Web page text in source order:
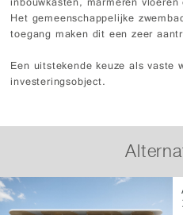
Het gemeenschappelijke
toegang maken dit een zeer
Een uitstekende keuze als vaste
investeringsobject.